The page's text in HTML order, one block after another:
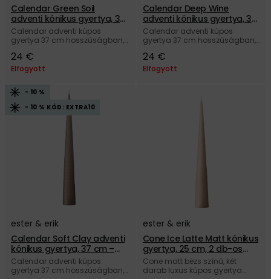
Calendar Green Soil
adventi kónikus gyertya, 37
cm – sötétzöld
Calendar adventi kúpos
gyertya 37 cm hosszúságban,
paraffinból, a dán ester & erik
márkától.
24 €
Elfogyott
Calendar Deep Wine
adventi kónikus gyertya, 37
cm – sötétvörös
Calendar adventi kúpos
gyertya 37 cm hosszúságban,
paraffinból, a dán ester & erik
márkától.
24 €
Elfogyott
- 10 %
- 10 % KÓD: EXTRA10
ester & erik
Calendar Soft Clay adventi
kónikus gyertya, 37 cm –
világosbarna
Calendar adventi kúpos
gyertya 37 cm hosszúságban,
ester & erik
Cone Ice Latte Matt kónikus
gyertya, 25 cm, 2 db-os
szett – bézs
Cone matt bézs színű, két
darab luxus kúpos gyertya